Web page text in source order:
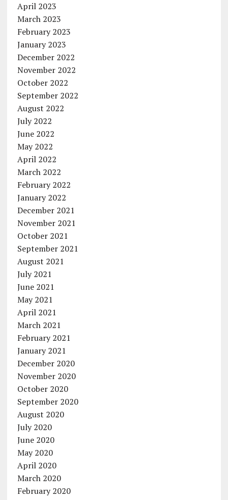
April 2023
March 2023
February 2023
January 2023
December 2022
November 2022
October 2022
September 2022
August 2022
July 2022
June 2022
May 2022
April 2022
March 2022
February 2022
January 2022
December 2021
November 2021
October 2021
September 2021
August 2021
July 2021
June 2021
May 2021
April 2021
March 2021
February 2021
January 2021
December 2020
November 2020
October 2020
September 2020
August 2020
July 2020
June 2020
May 2020
April 2020
March 2020
February 2020